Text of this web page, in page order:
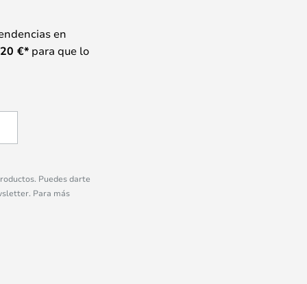
en
20 €*para que lo
Puedes darte
Para más